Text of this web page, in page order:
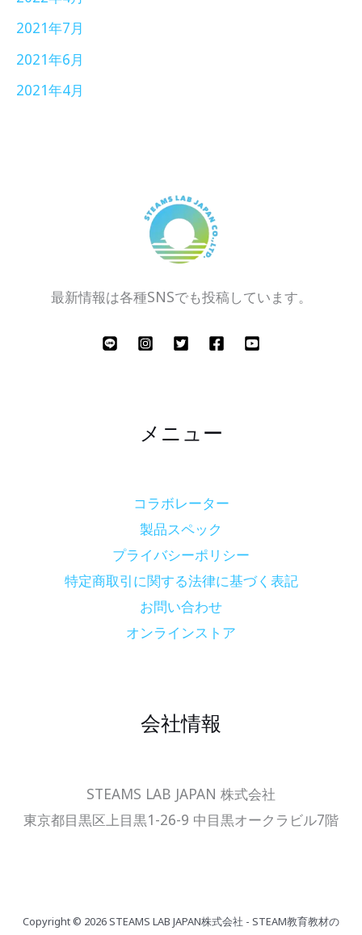
2021年7月
2021年6月
2021年4月
最新情報は各種SNSでも投稿しています。
メニュー
コラボレーター
製品スペック
プライバシーポリシー
特定商取引に関する法律に基づく表記
お問い合わせ
オンラインストア
会社情報
STEAMS LAB JAPAN 株式会社
東京都目黒区上目黒1-26-9 中目黒オークラビル7階
Copyright © 2026 STEAMS LAB JAPAN株式会社 - STEAM教育教材の